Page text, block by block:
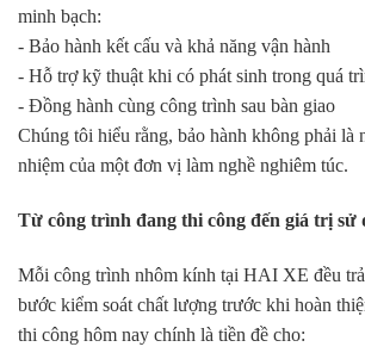
minh bạch:
- Bảo hành kết cấu và khả năng vận hành
- Hỗ trợ kỹ thuật khi có phát sinh trong quá
- Đồng hành cùng công trình sau bàn giao
Chúng tôi hiểu rằng, bảo hành không phải là
nhiệm của một đơn vị làm nghề nghiêm túc.
Từ công trình đang thi công đến giá trị sử
Mỗi công trình nhôm kính tại HAI XE đều
bước kiểm soát chất lượng trước khi hoàn
thi công hôm nay chính là tiền đề cho: